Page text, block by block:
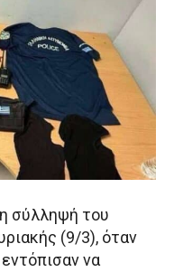
σύλληψή του
(9/3), όταν
να